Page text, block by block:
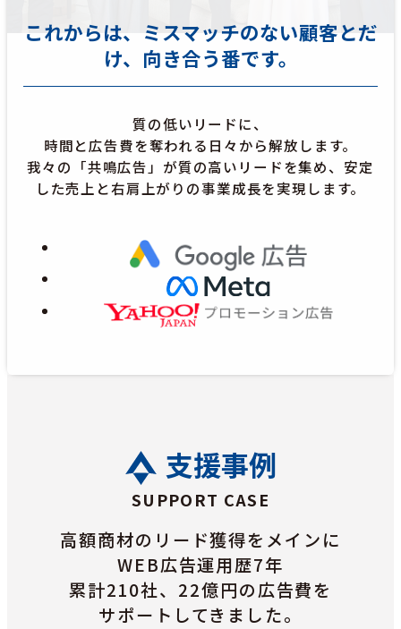
これからは、ミスマッチのない顧客とだ
け、向き合う番です。
質の低いリードに、
時間と広告費を奪われる日々から解放します。
我々の「共鳴広告」が質の高いリードを集め、安定
した売上と右肩上がりの事業成長を実現します。
支援事例
SUPPORT CASE
高額商材のリード獲得をメインに
WEB広告運用歴7年
累計210社、22億円の広告費を
サポートしてきました。